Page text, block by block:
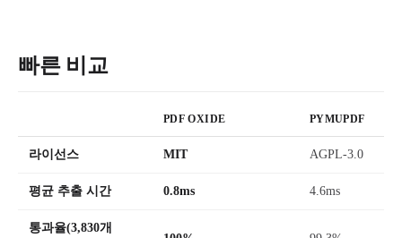
빠른 비교
PDF OXIDE PYMUPDF
라이선스 MIT AGPL-3.0
평균 추출 시간 0.8ms 4.6ms
통과율(3,830개